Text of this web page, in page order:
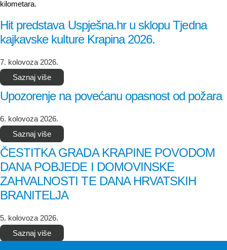
kilometara.
Hit predstava Uspješna.hr u sklopu Tjedna
kajkavske kulture Krapina 2026.
7. kolovoza 2026.
Saznaj više
Upozorenje na povećanu opasnost od požara
6. kolovoza 2026.
Saznaj više
ČESTITKA GRADA KRAPINE POVODOM
DANA POBJEDE I DOMOVINSKE
ZAHVALNOSTI TE DANA HRVATSKIH
BRANITELJA
5. kolovoza 2026.
Saznaj više